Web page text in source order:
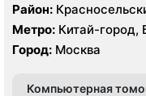
Район:
Тверской
Метро: Китай-город,
Кузнецкий мост,
Сретенский бульвар,
Город: Москва
Компьютерная